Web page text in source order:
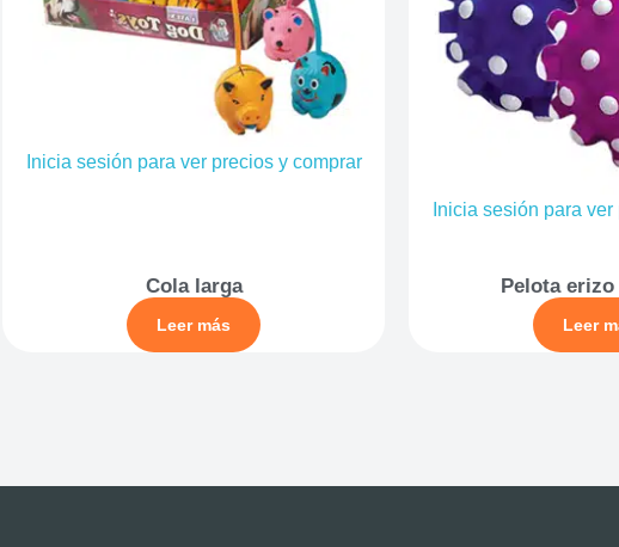
Inicia sesión para ver precios y comprar
Cola larga
Leer más
Inicia sesión para
Pelota erizo
Leer